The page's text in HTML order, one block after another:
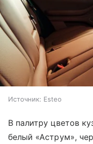
Источник: Esteo
В палитру цветов
белый «Аструм»,